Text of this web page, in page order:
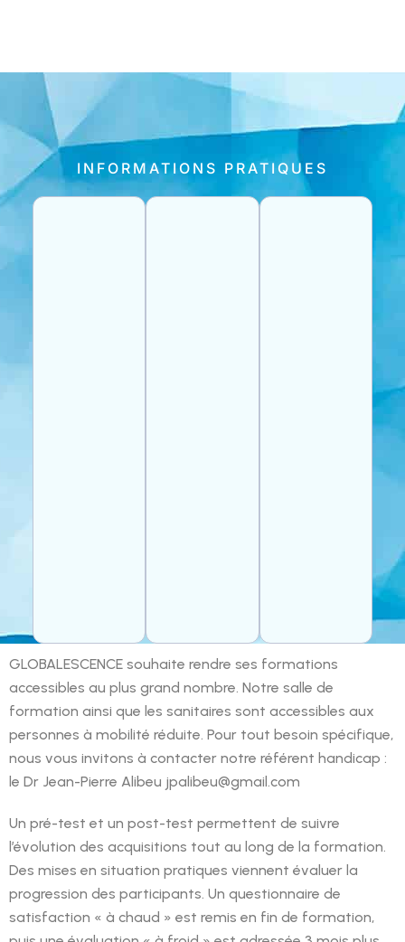
INFORMATIONS PRATIQUES
GLOBALESCENCE souhaite rendre ses formations
accessibles au plus grand nombre. Notre salle de
formation ainsi que les sanitaires sont accessibles aux
personnes à mobilité réduite. Pour tout besoin spécifique,
nous vous invitons à contacter notre référent handicap :
le Dr Jean-Pierre Alibeu jpalibeu@gmail.com
Un pré-test et un post-test permettent de suivre
l’évolution des acquisitions tout au long de la formation.
Des mises en situation pratiques viennent évaluer la
progression des participants. Un questionnaire de
satisfaction « à chaud » est remis en fin de formation,